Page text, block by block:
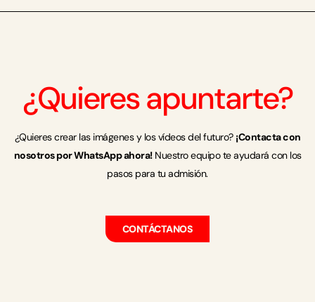
¿Quieres apuntarte?
¿Quieres crear las imágenes y los vídeos del futuro? ¡Contacta con
nosotros por WhatsApp ahora!Nuestro equipo te ayudará con los
pasos para tu admisión.
CONTÁCTANOS